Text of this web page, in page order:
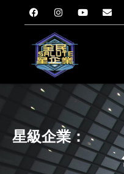
星級企業：